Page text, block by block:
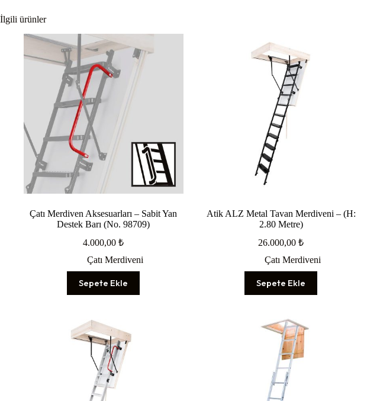
İlgili ürünler
Çatı Merdiven Aksesuarları – Sabit Yan
Destek Barı (No. 98709)
4.000,00₺
Çatı Merdiveni
Sepete Ekle
Atik ALZ Metal Tavan Merdiveni – (H:
2.80 Metre)
26.000,00₺
Çatı Merdiveni
Sepete Ekle